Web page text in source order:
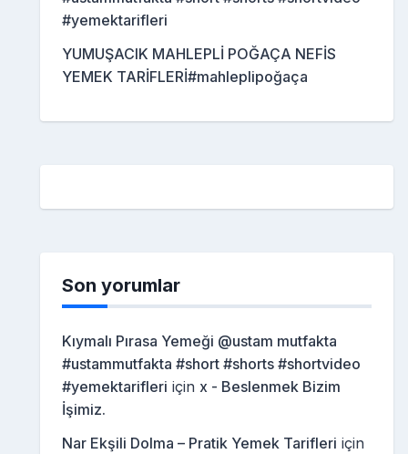
#yemektarifleri
YUMUŞACIK MAHLEPLİ POĞAÇA NEFİS
YEMEK TARİFLERİ#mahleplipoğaça
Son yorumlar
Kıymalı Pırasa Yemeği @ustam mutfakta
#ustammutfakta #short #shorts #shortvideo
#yemektarifleri için x - Beslenmek Bizim
İşimiz.
Nar Ekşili Dolma – Pratik Yemek Tarifleri için